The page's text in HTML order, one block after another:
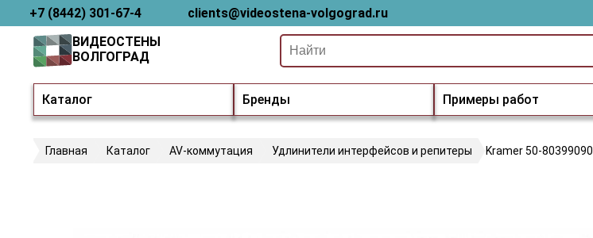
+7 (8442) 301-67-4 clients@videostena-volgograd.ru
Каталог Бренды Примеры работ
ВИДЕОСТЕНЫ
ВОЛГОГРАД
Главная Каталог AV-коммутация Удлинители интерфейсов и репитеры Kramer 50-80399090